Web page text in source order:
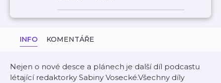
INFO KOMENTÁŘE
Nejen o nové desce a plánech je další díl podcastu
létající redaktorky Sabiny Vosecké.Všechny díly